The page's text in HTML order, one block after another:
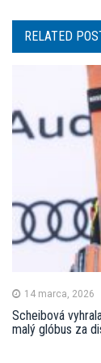
RELATED
14 marca, 2026
Scheibová
malý glóbus za